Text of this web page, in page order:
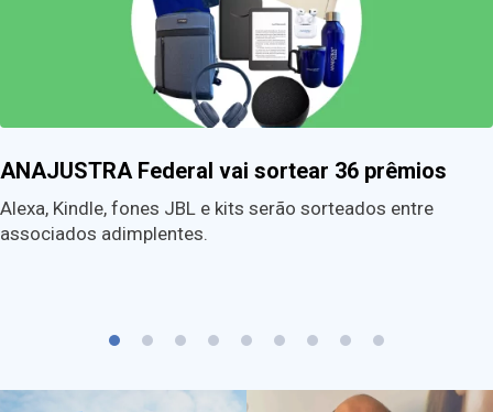
ANAJUSTRA Federal vai sortear 36 prêmios
Alexa, Kindle, fones JBL e kits serão sorteados entre
associados adimplentes.